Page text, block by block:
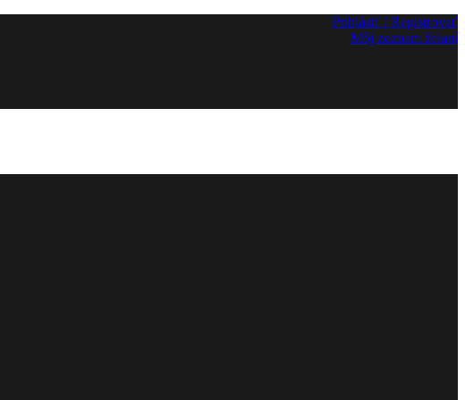
Prihlásiť / Registrovať
Môj zoznam želaní